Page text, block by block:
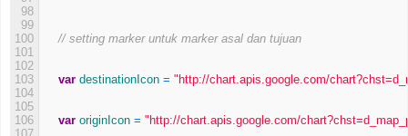
98
99
100
101
102
103
104
105
106
// setting marker untuk marker asal dan tujuan
var destinationIcon = "http://chart.apis.google.com/
var originIcon = "http://chart.apis.google.com/